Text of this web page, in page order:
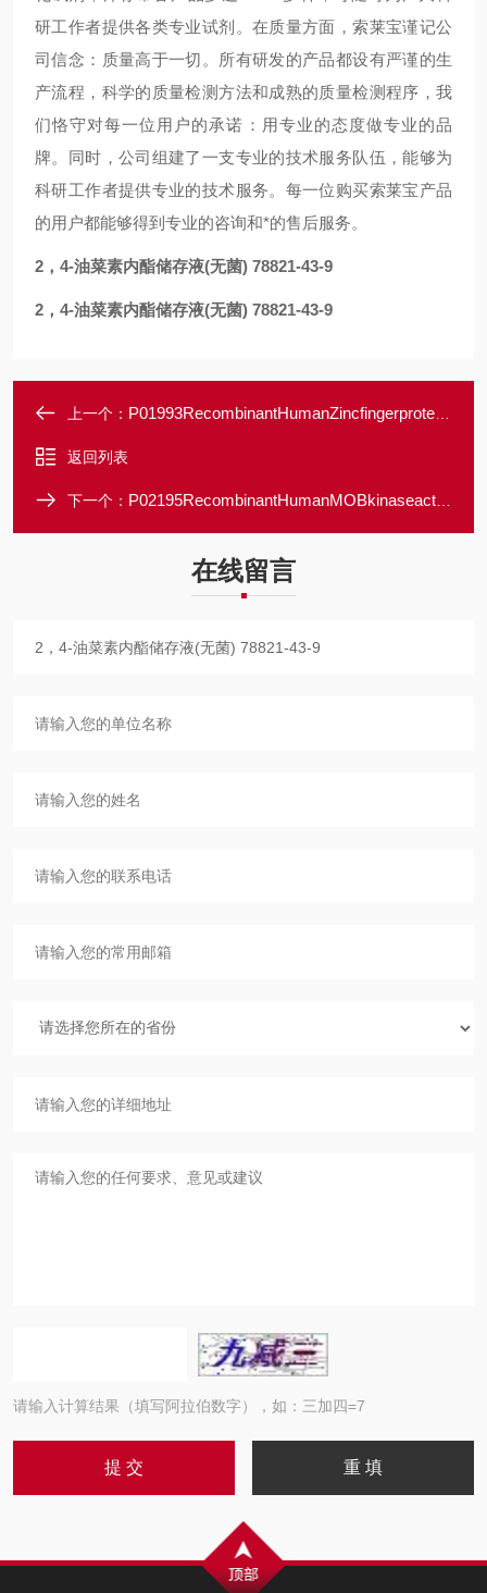
研工作者提供各类专业试剂。在质量方面，索莱宝谨记公
司信念：质量高于一切。所有研发的产品都设有严谨的生
产流程，科学的质量检测方法和成熟的质量检测程序，我
们恪守对每一位用户的承诺：用专业的态度做专业的品
牌。同时，公司组建了一支专业的技术服务队伍，能够为
科研工作者提供专业的技术服务。每一位购买索莱宝产品
的用户都能够得到专业的咨询和*的售后服务。
2，4-油菜素内酯储存液(无菌) 78821-43-9
2，4-油菜素内酯储存液(无菌) 78821-43-9
上一个： P01993RecombinantHumanZincfingerprotein70/ZNF70
返回列表
下一个： P02195RecombinantHumanMOBkinaseactivator1A/MOB1A/MOBKL1B
在线留言
请输入计算结果（填写阿拉伯数字），如：三加四=7